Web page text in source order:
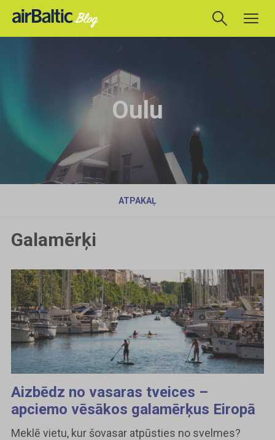
Oulu
ATPAKAĻ
Galamērķi
Aizbēdz no vasaras tveices –
apciemo vēsākos galamērķus Eiropā
Meklē vietu, kur šovasar atpūsties no svelmes?